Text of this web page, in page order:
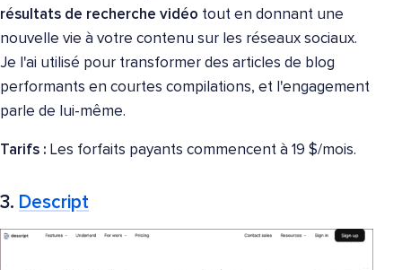
résultats de recherche vidéo tout en donnant une
nouvelle vie à votre contenu sur les réseaux sociaux.
Je l'ai utilisé pour transformer des articles de blog
performants en courtes compilations, et l'engagement
parle de lui-même.
Tarifs : Les forfaits payants commencent à 19 $/mois.
3. Descript